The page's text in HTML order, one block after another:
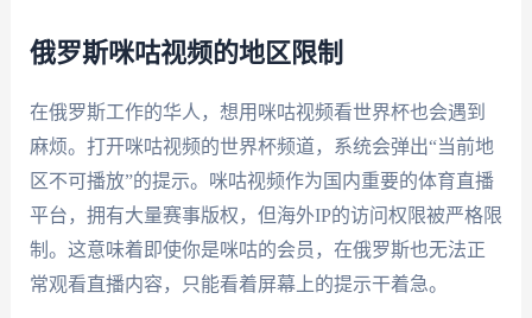
俄罗斯咪咕视频的地区限制
在俄罗斯工作的华人，想用咪咕视频看世界杯也会遇到
麻烦。打开咪咕视频的世界杯频道，系统会弹出“当前地
区不可播放”的提示。咪咕视频作为国内重要的体育直播
平台，拥有大量赛事版权，但海外IP的访问权限被严格限
制。这意味着即使你是咪咕的会员，在俄罗斯也无法正
常观看直播内容，只能看着屏幕上的提示干着急。